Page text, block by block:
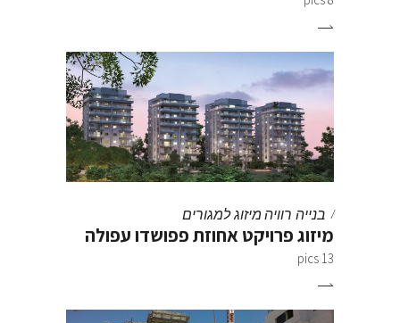
בנייה רוויה מיזוג למגורים
מיזוג פרויקט אחוזת פפושדו עפולה
13 pics